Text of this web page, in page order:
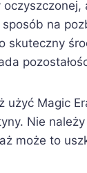
na
skuteczny
użyć Magic
Nie
może to